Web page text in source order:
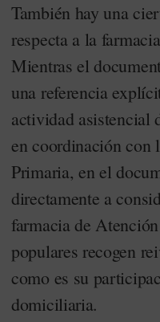
También hay una
respecta a la
Mientras el
una referencia
actividad asistencial
en coordinación con
Primaria, en el
directamente a
farmacia de
populares recogen
como es su
domiciliaria.